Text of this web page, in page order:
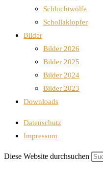
Schluchtwölfe
Schollaklopfer
Bilder
Bilder 2026
Bilder 2025
Bilder 2024
Bilder 2023
Downloads
Datenschutz
Impressum
Diese Website durchsuchen